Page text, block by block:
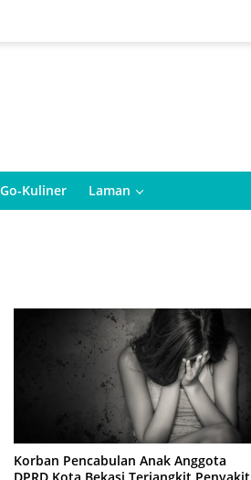
Kuliner Laman
Korban Pencabulan Anak Anggota